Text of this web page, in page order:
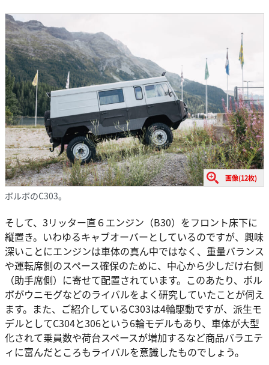
画像(12枚)
ボルボのC303。
そして、3リッター直６エンジン（B30）をフロント床下に
縦置き。いわゆるキャブオーバーとしているのですが、興味
深いことにエンジンは車体の真ん中ではなく、重量バランス
や運転席側のスペース確保のために、中心から少しだけ右側
（助手席側）に寄せて配置されています。このあたり、ボル
ボがウニモグなどのライバルをよく研究していたことが伺え
ます。また、ご紹介しているC303は4輪駆動ですが、派生モ
デルとしてC304と306という6輪モデルもあり、車体が大型
化されて乗員数や荷台スペースが増加するなど商品バラエテ
ィに富んだところもライバルを意識したものでしょう。